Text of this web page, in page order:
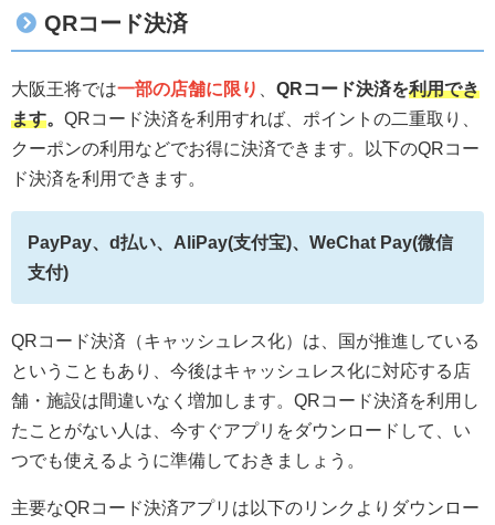
QRコード決済
大阪王将では一部の店舗に限り QRコード決済を利用でき
ます。 QRコード決済を利用すれば、ポイントの二重取り、
クーポンの利用などでお得に決済できます。以下のQRコー
ド決済を利用できます。
PayPay、d払い、AliPay(支付宝)、WeChat Pay(微信
支付)
QRコード決済（キャッシュレス化）は、国が推進している
ということもあり、今後はキャッシュレス化に対応する店
舗・施設は間違いなく増加します。QRコード決済を利用し
たことがない人は、今すぐアプリをダウンロードして、い
つでも使えるように準備しておきましょう。
主要なQRコード決済アプリは以下のリンクよりダウンロー